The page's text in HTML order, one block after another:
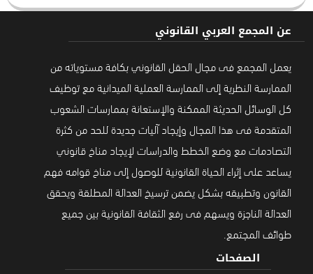
عن المجمع العربي القانوني
يعمل المجمع فى مجال الحقل القانوني بكافة مستوياته من
الممارسة النظرية إلى الممارسة العملية الميدانية مع توظيف
كل الوسائل الحديثة الممكنة والإستعانة بممارسات الشعوب
المتقدمة فى هذا المجال وإيجاد آليات جديدة للحد من كثرة
التصادمات مع وضع الخطط والدراسات لإيجاد مناخ قانوني
يساعد على إثراء الحياة القانونية للوصول إلى مناخ قوامه فهم
القانون وتطبيقه بشكل يضمن ترسيخ العدالة المطلقة ويحقق
العدالة الناجزة ويسهم فى رفع الثقافة القانونية بين جميع
طوائف المجتمع.
الصفحات